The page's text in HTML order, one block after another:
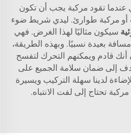
تقود مركبة يجب أن تكون
مركبة طوارئ. ليدي شريط ضوء
سيكون مثاليًا لهذا الغرض. فهي
بعيدة نسبيًا. وبهذه الطريقة،
أنك قادم ويمكنهم التحرك لتفسح
إلى ضمان سلامة الجميع على
لدينا سهلة التركيب ويسيرة
تحتاج إلى لفت الانتباه.